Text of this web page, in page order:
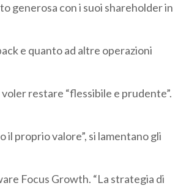
generosa con i suoi shareholder in
e quanto ad altre operazioni
restare “flessibile e prudente”.
il proprio valore”, si lamentano gli
Focus Growth. “La strategia di